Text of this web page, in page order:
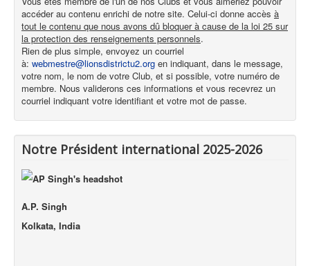
accéder au contenu enrichi de notre site. Celui-ci donne accès à
tout le contenu que nous avons dû bloquer à cause de la loi 25 sur
la protection des renseignements personnels.
Rien de plus simple, envoyez un courriel
à: webmestre@lionsdistrictu2.org en indiquant, dans le message,
votre nom, le nom de votre Club, et si possible, votre numéro de
membre. Nous validerons ces informations et vous recevrez un
courriel indiquant votre identifiant et votre mot de passe.
Notre Président international 2025-2026
A.P. Singh
Kolkata, India